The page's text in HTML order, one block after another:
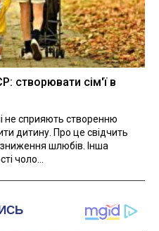
створювати сім'ї в
не сприяють створенню
дитину. Про це свідчить
зниження шлюбів. Інша
чоло...